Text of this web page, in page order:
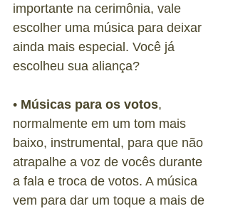
importante na cerimônia, vale
escolher uma música para deixar
ainda mais especial. Você já
escolheu sua aliança?
• Músicas para os votos,
normalmente em um tom mais
baixo, instrumental, para que não
atrapalhe a voz de vocês durante
a fala e troca de votos. A música
vem para dar um toque a mais de